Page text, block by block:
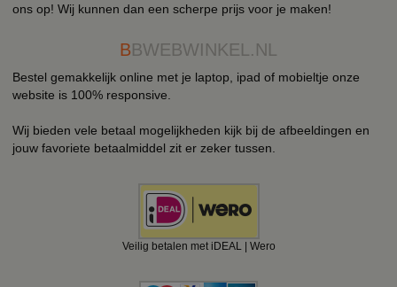
ons op! Wij kunnen dan een scherpe prijs voor je maken!
BBWEBWINKEL.NL
Bestel gemakkelijk online met je laptop, ipad of mobieltje onze
website is 100% responsive.
Wij bieden vele betaal mogelijkheden kijk bij de afbeeldingen en
jouw favoriete betaalmiddel zit er zeker tussen.
Veilig betalen met iDEAL | Wero